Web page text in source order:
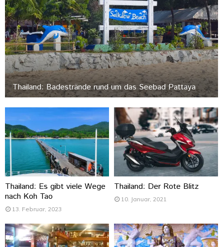
Thailand: Badestrände rund um das Seebad Pattaya
Thailand: Es gibt viele Wege
nach Koh Tao
13. Februar, 2023
Thailand: Der Rote Blitz
10. Januar, 2021